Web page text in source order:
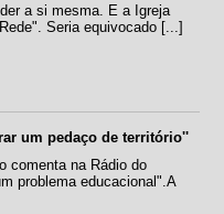
a si mesma. E a Igreja
Seria equivocado [...]
um pedaço de território''
comenta na Rádio do
problema educacional".A